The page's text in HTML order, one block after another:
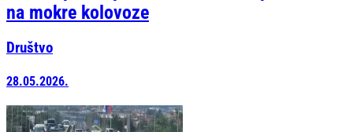
na mokre kolovoze
Društvo
28.05.2026.